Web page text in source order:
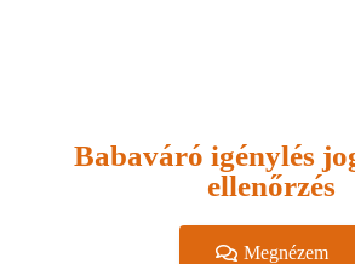
Babaváró igénylés
ellenőrzés
Megnézem